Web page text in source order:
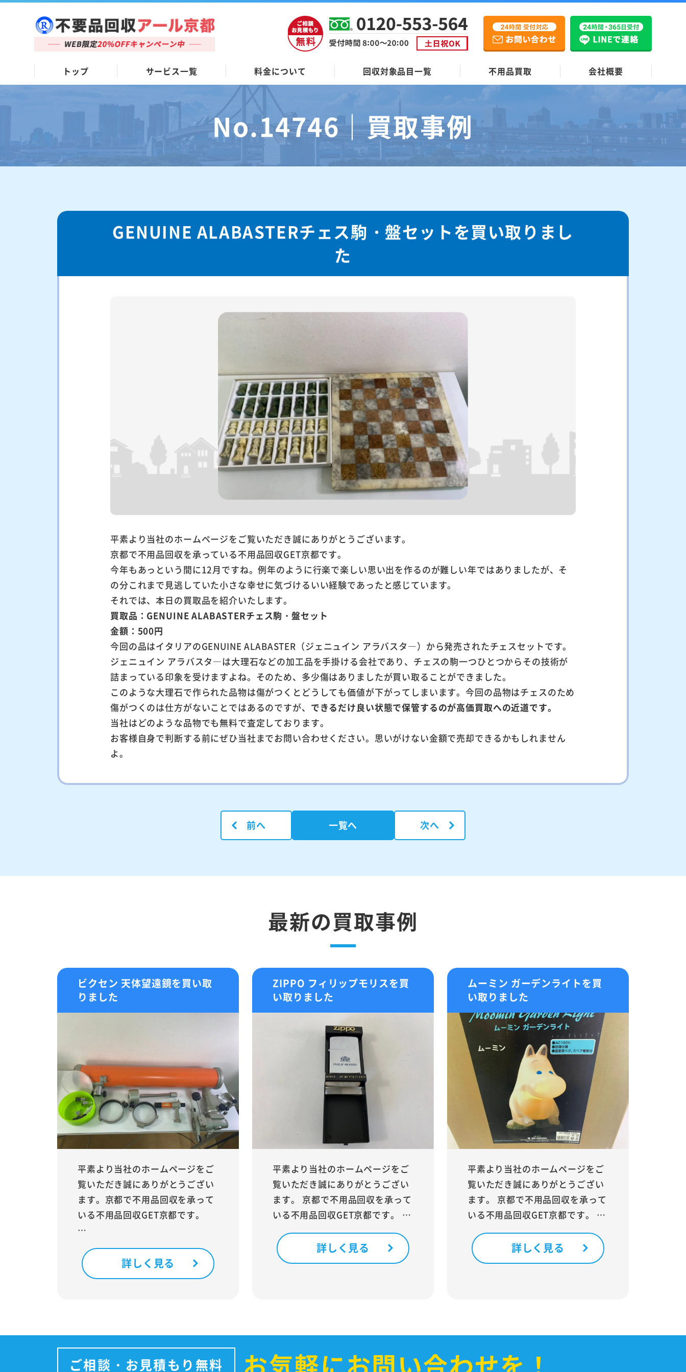
トップ サービス一覧 料金について 回収対象品目一覧 不用品買取 会社概要
No.14746｜買取事例
GENUINE ALABASTERチェス駒・盤セットを買い取りまし
た
平素より当社のホームページをご覧いただき誠にありがとうございます。
京都で不用品回収を承っている不用品回収GET京都です。
今年もあっという間に12月ですね。例年のように行楽で楽しい思い出を作るのが難しい年ではありましたが、そ
の分これまで見逃していた小さな幸せに気づけるいい経験であったと感じています。
それでは、本日の買取品を紹介いたします。
買取品：GENUINE ALABASTERチェス駒・盤セット
金額：500円
今回の品はイタリアのGENUINE ALABASTER（ジェニュイン アラバスタ―）から発売されたチェスセットです。
ジェニュイン アラバスタ―は大理石などの加工品を手掛ける会社であり、チェスの駒一つひとつからその技術が
詰まっている印象を受けますよね。そのため、多少傷はありましたが買い取ることができました。
このような大理石で作られた品物は傷がつくとどうしても価値が下がってしまいます。今回の品物はチェスのため
傷がつくのは仕方がないことではあるのですが、 できるだけ良い状態で保管するのが高価買取への近道です。
当社はどのような品物でも無料で査定しております。
お客様自身で判断する前にぜひ当社までお問い合わせください。思いがけない金額で売却できるかもしれません
よ。
前へ 一覧へ 次へ
最新の買取事例
ビクセン 天体望遠鏡を買い取
りました
平素より当社のホームページをご
覧いただき誠にありがとうござい
ます。京都で不用品回収を承って
いる不用品回収GET京都です。
…
詳しく見る
ZIPPO フィリップモリスを買
い取りました
平素より当社のホームページをご
覧いただき誠にありがとうござい
ます。 京都で不用品回収を承って
いる不用品回収GET京都です。 …
詳しく見る
ムーミン ガーデンライトを買
い取りました
平素より当社のホームページをご
覧いただき誠にありがとうござい
ます。 京都で不用品回収を承って
いる不用品回収GET京都です。 …
詳しく見る
ご相談・お見積もり無料 お気軽にお問い合わせを！